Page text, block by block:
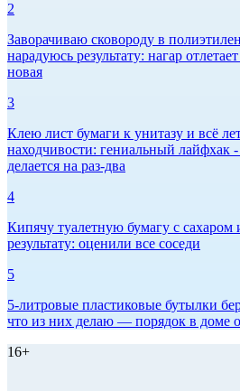
2
Заворачиваю сковороду в
нарадуюсь результату: нагар
новая
3
Клею лист бумаги к унитазу и всё
находчивости: гениальный лайфхак -
делается на раз-два
4
Кипячу туалетную бумагу с сахаром
результату: оценили все соседи
5
5-литровые пластиковые бутылки
что из них делаю — порядок в доме
16+